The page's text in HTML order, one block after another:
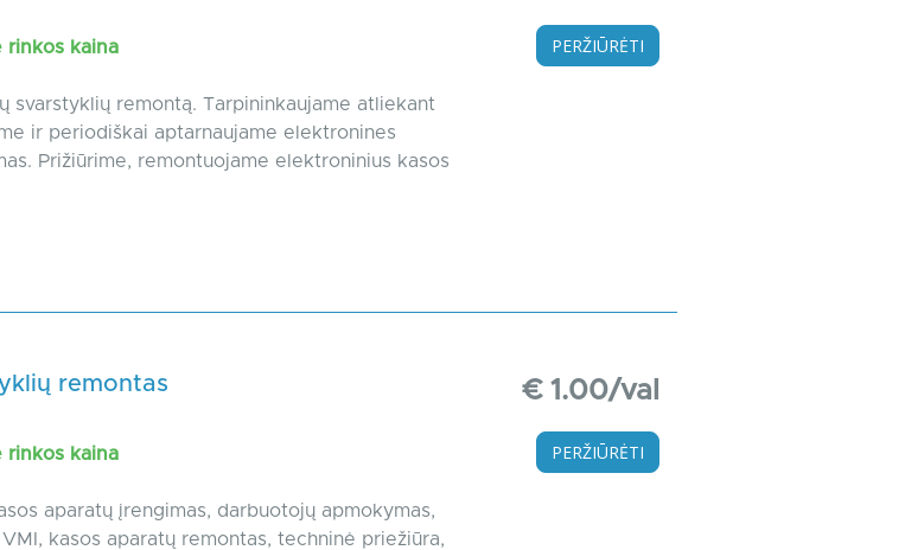
rinkos kaina
svarstyklių remontą. Tarpininkaujame atliekant
ir periodiškai aptarnaujame elektronines
Prižiūrime, remontuojame elektroninius kasos
PERŽIŪRĖTI
remontas
rinkos kaina
aparatų įrengimas, darbuotojų apmokymas,
kasos aparatų remontas, techninė priežiūra,
€ 1.00/val
PERŽIŪRĖTI